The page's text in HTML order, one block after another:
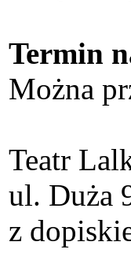
Termin
Można
Teatr
ul. Duża
z